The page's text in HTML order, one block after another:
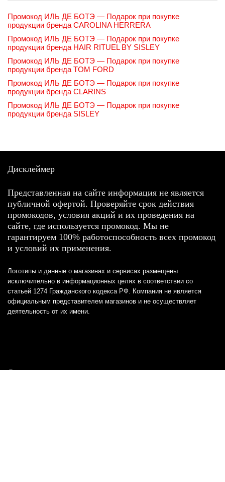
Промокод ИЛЬ ДЕ БОТЭ — Подарок при покупке
продукции бренда CAROLINA HERRERA
Промокод ИЛЬ ДЕ БОТЭ — Подарок при покупке
продукции бренда HAIR RITUEL BY SISLEY
Промокод ИЛЬ ДЕ БОТЭ — Подарок при покупке
продукции бренда TOM FORD
Промокод ИЛЬ ДЕ БОТЭ — Подарок при покупке
продукции бренда CLARINS
Промокод ИЛЬ ДЕ БОТЭ — Подарок при покупке
продукции бренда SISLEY
Дисклеймер
Представленная на сайте информация не является
публичной офертой. Проверяйте срок действия
промокодов, условия акций и их проведения на
сайте, где используется промокод. Мы не
гарантируем 100% работоспособность всех промокод
и условий их применения.
Логотипы и данные о магазинах и сервисах размещены
исключительно в информационных целях в соответствии со
статьей 1274 Гражданского кодекса РФ. Компания не является
официальным представителем магазинов и не осуществляет
деятельность от их имени.
Отказ от ответственности